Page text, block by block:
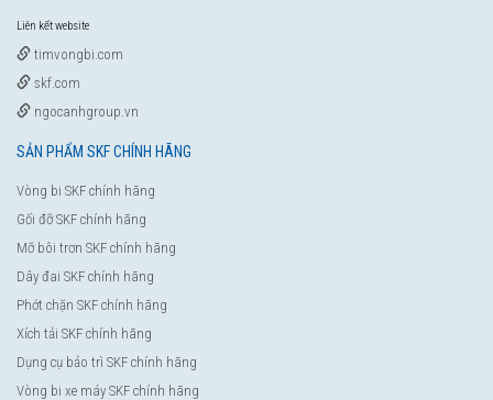
Liên kết website
timvongbi.com
skf.com
ngocanhgroup.vn
SẢN PHẨM SKF CHÍNH HÃNG
Vòng bi SKF chính hãng
Gối đỡ SKF chính hãng
Mỡ bôi trơn SKF chính hãng
Dây đai SKF chính hãng
Phớt chặn SKF chính hãng
Xích tải SKF chính hãng
Dụng cụ bảo trì SKF chính hãng
Vòng bi xe máy SKF chính hãng